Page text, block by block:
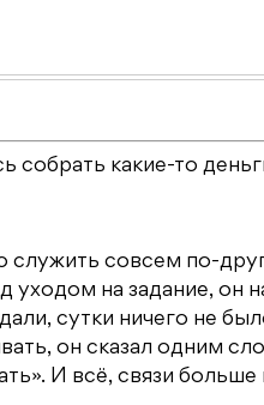
собрать какие-то
служить совсем по-
уходом на задание, он
сутки ничего не
он сказал одним
И всё, связи больше